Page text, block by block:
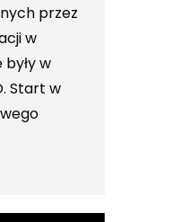
przez
w
w
Start w